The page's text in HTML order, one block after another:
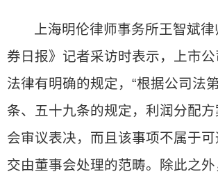
上海明伦律师事务所王智斌
券日报》记者采访时表示，上市公
法律有明确的规定，“根据公司法
条、五十九条的规定，利润分配
会审议表决，而且该事项不属于
交由董事会处理的范畴。除此之